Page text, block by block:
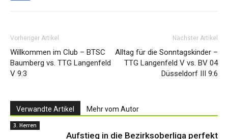
Vorheriger Artikel
Willkommen im Club – BTSC
Baumberg vs. TTG Langenfeld
V 9:3
Nächster Artikel
Alltag für die Sonntagskinder –
TTG Langenfeld V vs. BV 04
Düsseldorf III 9:6
Verwandte Artikel Mehr vom Autor
3. Herren
Aufstieg in die Bezirksoberliga perfekt